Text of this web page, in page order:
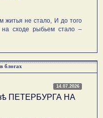
житья не стало, И до того
сходе рыбьем стало –
блогах
14.07.2026
ПЕТЕРБУРГА НА